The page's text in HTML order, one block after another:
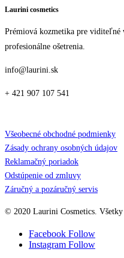
Laurini cosmetics
Prémiová kozmetika pre viditeľné
profesionálne ošetrenia.
info@laurini.sk
+ 421 907 107 541
Všeobecné obchodné podmienky
Zásady ochrany osobných údajov
Reklamačný poriadok
Odstúpenie od zmluvy
Záručný a pozáručný servis
© 2020 Laurini Cosmetics. Všetky
Facebook Follow
Instagram Follow